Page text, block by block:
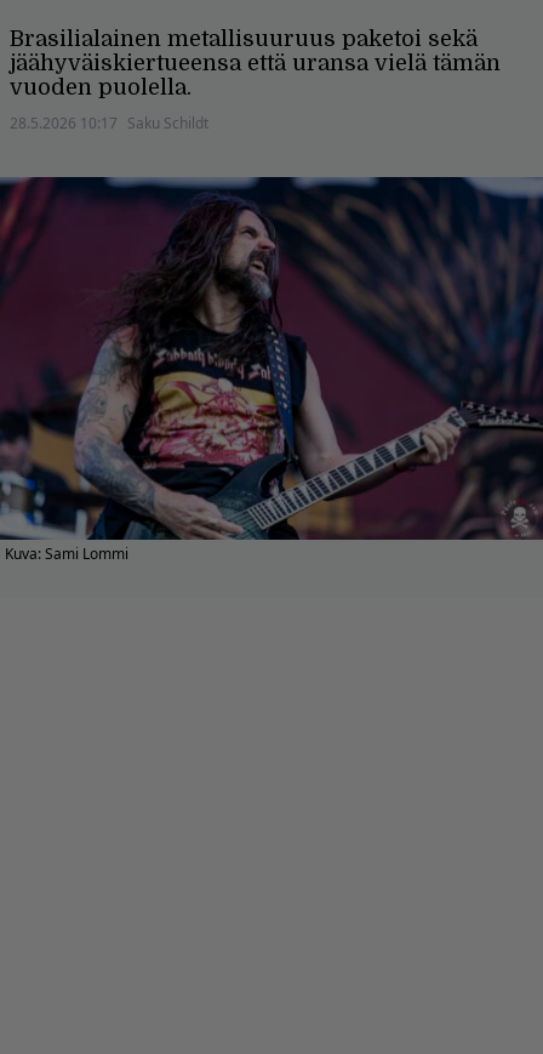
Brasilialainen metallisuuruus paketoi sekä
jäähyväiskiertueensa että uransa vielä tämän
vuoden puolella.
28.5.2026 10:17 Saku Schildt
Kuva: Sami Lommi